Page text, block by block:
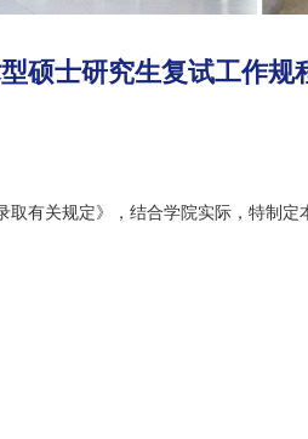
硕士研究生复试工作规
有关规定》，结合学院实际，特制定